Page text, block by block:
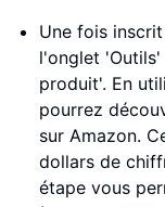
Une fois
l'onglet 'Outils'
produit'. En
pourrez
sur Amazon.
dollars de
étape vous